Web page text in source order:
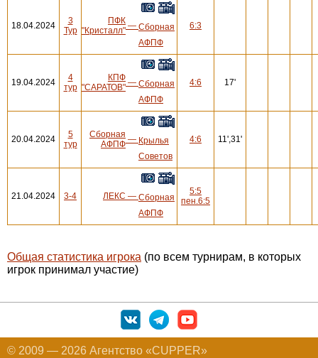
18.04.2024
3
Тур
ПФК
"Кристалл" — Сборная
АФПФ
6:3
19.04.2024
4
тур
КПФ
"САРАТОВ" — Сборная
АФПФ
4:6 17'
20.04.2024
5
тур
Сборная
АФПФ — Крылья
Советов
4:6 11',31'
21.04.2024 3-4 ЛЕКС — Сборная
АФПФ
5:5
пен.6:5
Общая статистика игрока (по всем турнирам, в которых
игрок принимал участие)
© 2009 — 2026 Агентство «CUPPER»